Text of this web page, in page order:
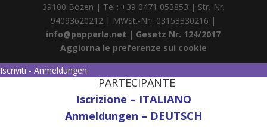
39100 Bozen | Tel.: +39 0471 053853 | Str.-Nr.
94093620212 | MWSt.-Nr.: 03153330216 |
info@papperla.net | Gesetz Nr. 124/2017
Aggiorna le preferenze sui cookie
Iscriviti - Anmeldungen
PARTECIPANTE
Iscrizione – ITALIANO
Anmeldungen – DEUTSCH